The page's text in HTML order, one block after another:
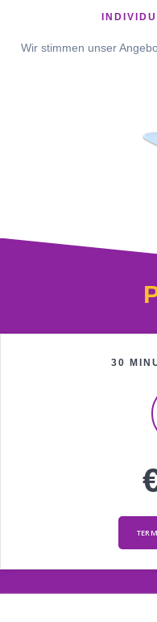
Wir stimmen unser
30